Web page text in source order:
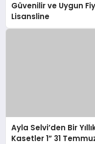
Güvenilir ve Uygun
Lisansline
Ayla Selvi’den Bir
Kasetler 1” 31